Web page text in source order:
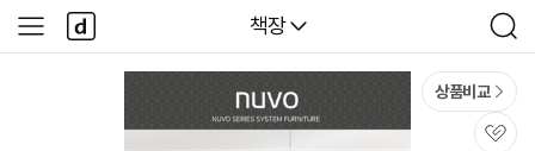
다나와
책장
검
색
사
이
다
나
와
상품비교